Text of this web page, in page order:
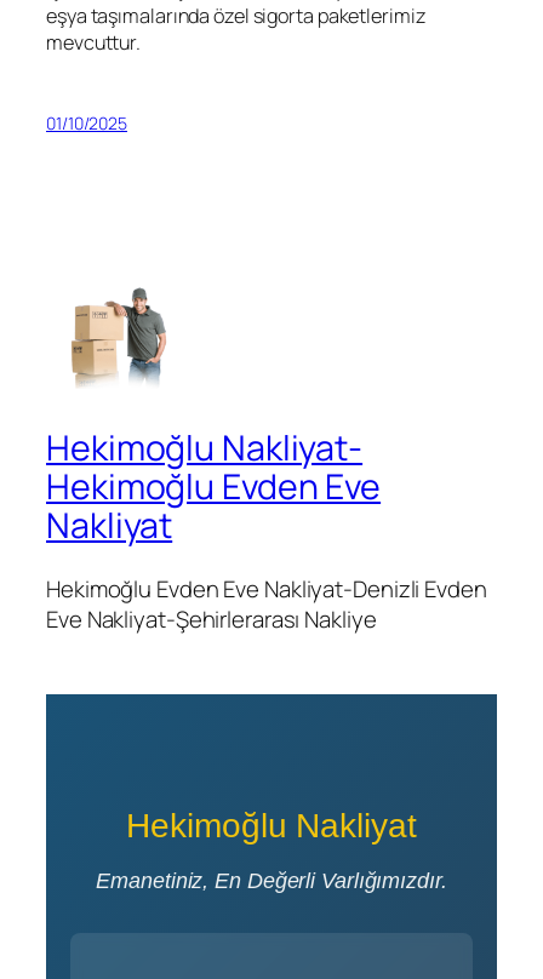
eşya taşımalarında özel sigorta paketlerimiz
mevcuttur.
01/10/2025
Hekimoğlu Nakliyat-
Hekimoğlu Evden Eve
Nakliyat
Hekimoğlu Evden Eve Nakliyat-Denizli Evden
Eve Nakliyat-Şehirlerarası Nakliye
Hekimoğlu Nakliyat
Emanetiniz, En Değerli Varlığımızdır.